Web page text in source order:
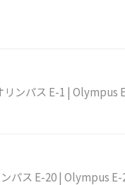
リンパス E-1 | Olympus
パス E-20 | Olympus E-